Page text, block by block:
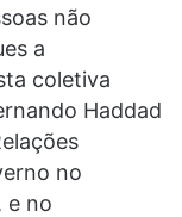
não
a
coletiva
Haddad
no
e no